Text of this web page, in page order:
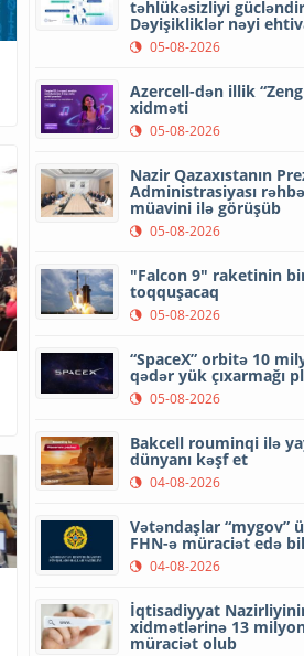
təhlükəsizliyi
Dəyişikliklər nəyi
05-08-2026
Azercell-dən illik
xidməti
05-08-2026
Nazir Qazaxıstanın
Administrasiyası
müavini ilə görüşüb
05-08-2026
"Falcon 9" raketinin
toqquşacaq
05-08-2026
“SpaceX” orbitə 10
qədər yük çıxarmağı
05-08-2026
Bakcell rouminqi ilə
dünyanı kəşf et
04-08-2026
Vətəndaşlar “mygov”
FHN-ə müraciət edə
04-08-2026
İqtisadiyyat
xidmətlərinə 13
müraciət olub